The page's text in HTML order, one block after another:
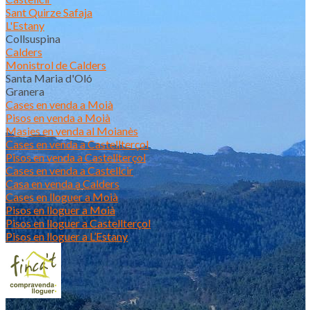
Sant Quirze Safaja
L'Estany
Collsuspina
Calders
Monistrol de Calders
Santa Maria d'Oló
Granera
Cases en venda a Moià
Pisos en venda a Moià
Masies en venda al Moianès
Cases en venda a Castellterçol
Pisos en venda a Castellterçol
Cases en venda a Castellcir
Casa en venda a Calders
Cases en lloguer a Moià
Pisos en lloguer a Moià
Pisos en lloguer a Castellterçol
Pisos en lloguer a L’Estany